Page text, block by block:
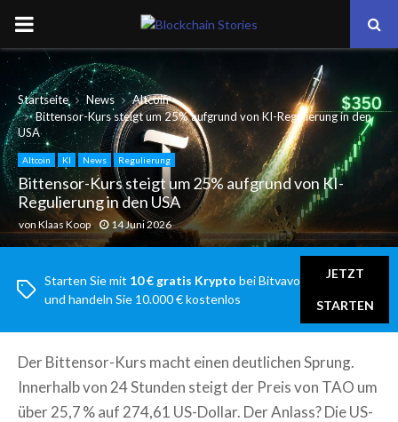
PRIMARY
MENU
Startseite News
Altcoin
Bittensor-Kurs steigt um 25% aufgrund von KI-Regulierung in den
USA
Altcoin KI News Regulierung
Bittensor-Kurs steigt um 25% aufgrund von KI-
Regulierung in den USA
von Klaas Koop 14 Juni 2026
Starten Sie mit 10 € gratis Krypto bei Bitvavo
und handeln Sie 10.000 € kostenlos
JETZT
STARTEN
Der Bittensor-Kurs macht einen deutlichen Sprung.
Innerhalb von 24 Stunden steigt der Preis von TAO um
über 25,7 % auf 274,61 US-Dollar. Der Anlass? Die US-